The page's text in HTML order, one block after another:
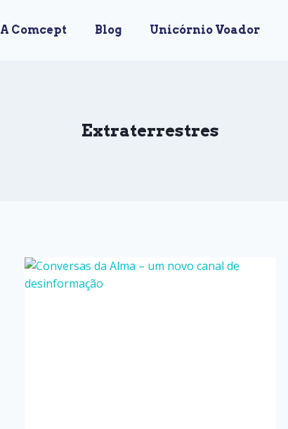
A Comcept Blog Unicórnio Voador
Extraterrestres